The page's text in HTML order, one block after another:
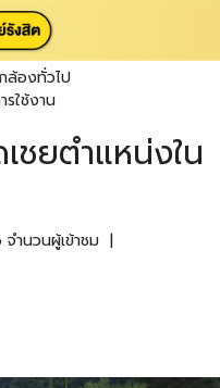
ล้องทั่วไป
รใช้งาน
ชยตำแหน่งใน
ำนวนผู้เข้าชม |